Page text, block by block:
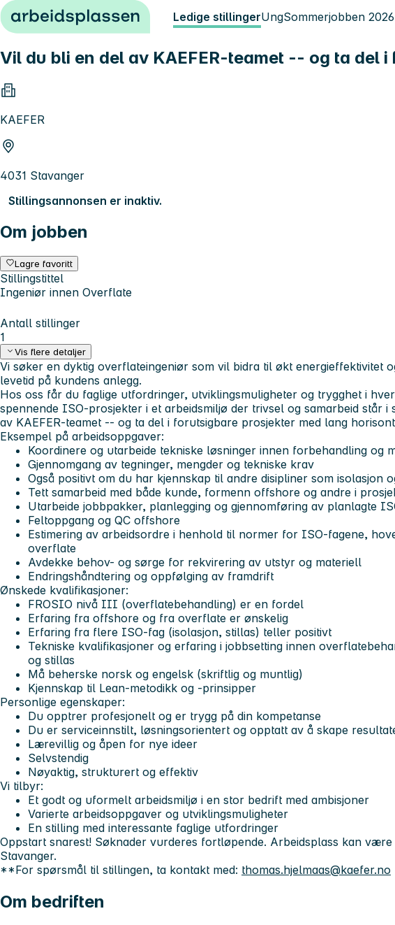
Hopp til innhold Ledige stillingerUngSommerjobben 2026
Vil du bli en del av KAEFER-teamet -- og ta del
KAEFER
4031 Stavanger
Stillingsannonsen er inaktiv.
Om jobben
Lagre favoritt
Stillingstittel
Ingeniør innen Overflate
Antall stillinger
1
Vis flere detaljer
Vi søker en dyktig overflateingeniør som vil bidra til økt energieffektivitet
levetid på kundens anlegg.
Hos oss får du faglige utfordringer, utviklingsmuligheter og trygghet i
spennende ISO-prosjekter i et arbeidsmiljø der trivsel og samarbeid står i
av KAEFER-teamet -- og ta del i forutsigbare prosjekter med lang
Eksempel på arbeidsoppgaver:
Koordinere og utarbeide tekniske løsninger innen forbehandling og
Gjennomgang av tegninger, mengder og tekniske krav
Også positivt om du har kjennskap til andre disipliner som isolasjon
Tett samarbeid med både kunde, formenn offshore og andre i
Utarbeide jobbpakker, planlegging og gjennomføring av planlagte
Feltoppgang og QC offshore
Estimering av arbeidsordre i henhold til normer for ISO-fagene,
overflate
Avdekke behov- og sørge for rekvirering av utstyr og materiell
Endringshåndtering og oppfølging av framdrift
Ønskede kvalifikasjoner:
FROSIO nivå III (overflatebehandling) er en fordel
Erfaring fra offshore og fra overflate er ønskelig
Erfaring fra flere ISO‑fag (isolasjon, stillas) teller positivt
Tekniske kvalifikasjoner og erfaring i jobbsetting innen
og stillas
Må beherske norsk og engelsk (skriftlig og muntlig)
Kjennskap til Lean-metodikk og -prinsipper
Personlige egenskaper:
Du opptrer profesjonelt og er trygg på din kompetanse
Du er serviceinnstilt, løsningsorientert og opptatt av å skape
Lærevillig og åpen for nye ideer
Selvstendig
Nøyaktig, strukturert og effektiv
Vi tilbyr:
Et godt og uformelt arbeidsmiljø i en stor bedrift med ambisjoner
Varierte arbeidsoppgaver og utviklingsmuligheter
En stilling med interessante faglige utfordringer
Oppstart snarest! Søknader vurderes fortløpende. Arbeidsplass kan
Stavanger.
**For spørsmål til stillingen, ta kontakt med: thomas.hjelmaas@kaefer.no
Om bedriften